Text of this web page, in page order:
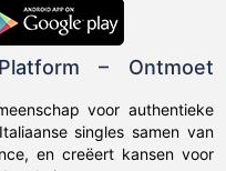
– Ontmoet
voor authentieke
singles samen van
en creëert kansen voor